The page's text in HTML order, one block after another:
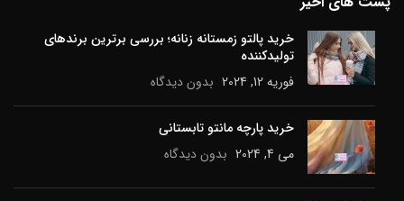
خرید پالتو زمستانه زنانه؛ بررسی برترین برندهای
تولیدکننده
فوریه 12, 2024
بدون دیدگاه
خرید پارچه مانتو تابستانی
می 4, 2024
بدون دیدگاه